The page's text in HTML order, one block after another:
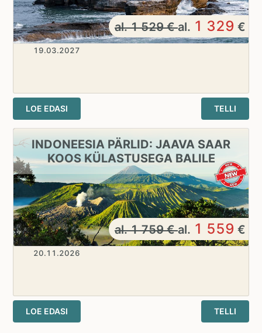
al.1 529€al. 1 329 €
19.03.2027
LOE EDASI TELLI
INDONEESIA PÄRLID: JAAVA SAAR
KOOS KÜLASTUSEGA BALILE
al.1 759€al. 1 559 €
20.11.2026
LOE EDASI TELLI